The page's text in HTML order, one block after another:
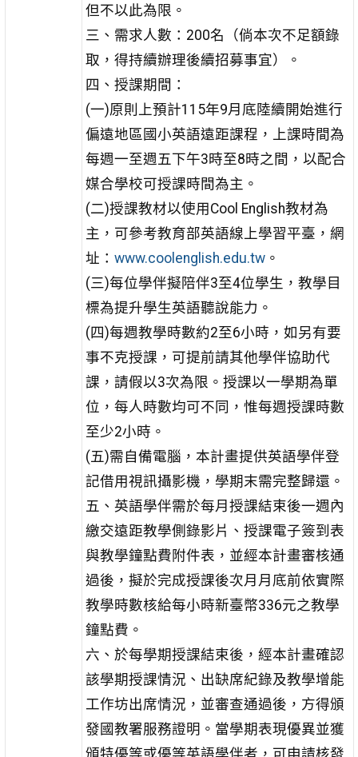
但不以此為限。
三、需求人數：200名（倘本次不足額錄
取，得持續辦理後續招募事宜）。
四、授課期間：
(一)原則上預計115年9月底陸續開始進行
偏遠地區國小英語遠距課程，上課時間為
每週一至週五下午3時至8時之間，以配合
媒合學校可授課時間為主。
(二)授課教材以使用Cool English教材為
主，可參考教育部英語線上學習平臺，網
址： www.coolenglish.edu.tw。
(三)每位學伴擬陪伴3至4位學生，教學目
標為提升學生英語聽說能力。
(四)每週教學時數約2至6小時，如另有要
事不克授課，可提前請其他學伴協助代
課，請假以3次為限。授課以一學期為單
位，每人時數均可不同，惟每週授課時數
至少2小時。
(五)需自備電腦，本計畫提供英語學伴登
記借用視訊攝影機，學期末需完整歸還。
五、英語學伴需於每月授課結束後一週內
繳交遠距教學側錄影片、授課電子簽到表
與教學鐘點費附件表，並經本計畫審核通
過後，擬於完成授課後次月月底前依實際
教學時數核給每小時新臺幣336元之教學
鐘點費。
六、於每學期授課結束後，經本計畫確認
該學期授課情況、出缺席紀錄及教學增能
工作坊出席情況，並審查通過後，方得頒
發國教署服務證明。當學期表現優異並獲
頒特優等或優等英語學伴者，可申請核發